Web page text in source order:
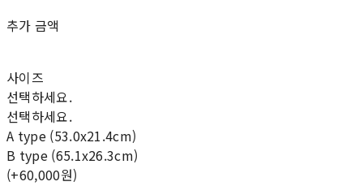
추가 금액
사이즈
선택하세요.
선택하세요.
A type (53.0x21.4cm)
B type (65.1x26.3cm)
(+60,000원)